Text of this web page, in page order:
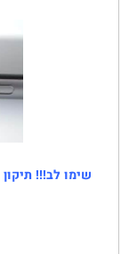
שימו לב!!! תיקון